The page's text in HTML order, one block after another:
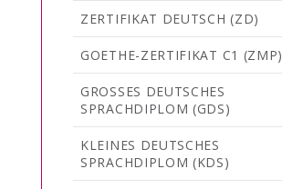
ZERTIFIKAT DEUTSCH (ZD)
GOETHE-ZERTIFIKAT C1 (ZMP)
GROSSES DEUTSCHES S
PRACHDIPLOM (GDS)
KLEINES DEUTSCHES
SPRACHDIPLOM (KDS)